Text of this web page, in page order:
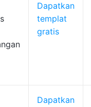
Dapatkan
templat
gratis
Dapatkan